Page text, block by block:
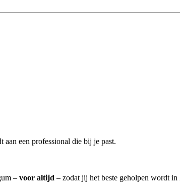
aan een professional die bij je past.
– voor altijd – zodat jij het beste geholpen wordt in